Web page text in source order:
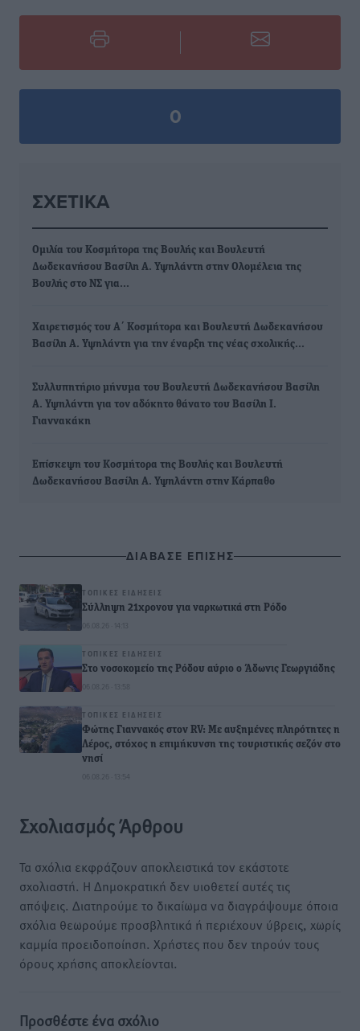
0
ΣΧΕΤΙΚΆ
Ομιλία του Κοσμήτορα της Βουλής και Βουλευτή
Δωδεκανήσου Βασίλη Α. Υψηλάντη στην Ολομέλεια της
Βουλής στο ΝΣ για…
Χαιρετισμός του Α΄ Κοσμήτορα και Βουλευτή Δωδεκανήσου
Βασίλη Α. Υψηλάντη για την έναρξη της νέας σχολικής…
Συλλυπητήριο μήνυμα του Βουλευτή Δωδεκανήσου Βασίλη
Α. Υψηλάντη για τον αδόκητο θάνατο του Βασίλη Ι.
Γιαννακάκη
Επίσκεψη του Κοσμήτορα της Βουλής και Βουλευτή
Δωδεκανήσου Βασίλη Α. Υψηλάντη στην Κάρπαθο
ΔΙΑΒΑΣΕ ΕΠΙΣΗΣ
ΤΟΠΙΚΈΣ ΕΙΔΉΣΕΙΣ
Σύλληψη 21χρονου για ναρκωτικά στη Ρόδο
06.08.26 · 14:13
ΤΟΠΙΚΈΣ ΕΙΔΉΣΕΙΣ
Στο νοσοκομείο της Ρόδου αύριο ο Άδωνις Γεωργιάδης
06.08.26 · 13:58
ΤΟΠΙΚΈΣ ΕΙΔΉΣΕΙΣ
Φώτης Γιαννακός στον RV: Με αυξημένες πληρότητες η
Λέρος, στόχος η επιμήκυνση της τουριστικής σεζόν στο
νησί
06.08.26 · 13:54
Σχολιασμός Άρθρου
Τα σχόλια εκφράζουν αποκλειστικά τον εκάστοτε
σχολιαστή. Η Δημοκρατική δεν υιοθετεί αυτές τις
απόψεις. Διατηρούμε το δικαίωμα να διαγράψουμε όποια
σχόλια θεωρούμε προσβλητικά ή περιέχουν ύβρεις, χωρίς
καμμία προειδοποίηση. Χρήστες που δεν τηρούν τους
όρους χρήσης αποκλείονται.
Προσθέστε ένα σχόλιο